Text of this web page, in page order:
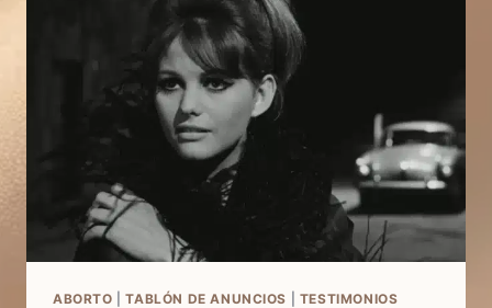
ABORTO |TABLÓN DE ANUNCIOS TESTIMONIOS